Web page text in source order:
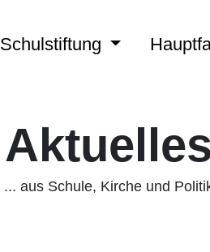
Schulstiftung
Aktuelles
... aus Schule, Kirche und